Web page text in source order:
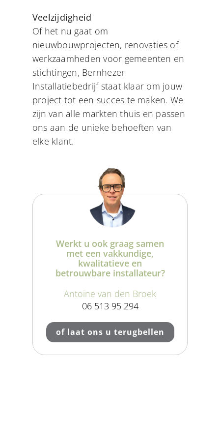
Veelzijdigheid
Of het nu gaat om
nieuwbouwprojecten, renovaties of
werkzaamheden voor gemeenten en
stichtingen, Bernhezer
Installatiebedrijf staat klaar om jouw
project tot een succes te maken. We
zijn van alle markten thuis en passen
ons aan de unieke behoeften van
elke klant.
Werkt u ook graag samen
met een vakkundige,
kwalitatieve en
betrouwbare installateur?
Antoine van den Broek
06 513 95 294
of laat ons u terugbellen